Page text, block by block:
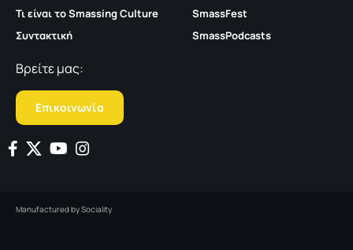
Τι είναι το Smassing Culture
Συντακτική
SmassFest
SmassPodcasts
Βρείτε μας:
Επικοινωνία
Manufactured bySociality